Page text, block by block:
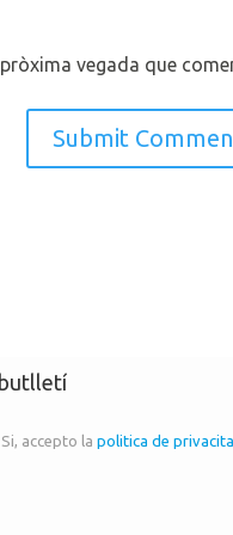
vegada que
Si, accepto la politica de